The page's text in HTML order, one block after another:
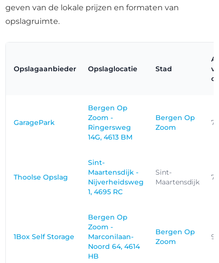
geven van de lokale prijzen en formaten van
opslagruimte.
Opslagaanbieder Opslaglocatie Stad
GaragePark
Bergen Op
Zoom -
Ringersweg
14G, 4613 BM
Bergen Op
Zoom
Thoolse Opslag
Sint-
Maartensdijk -
Nijverheidsweg
1, 4695 RC
Sint-
Maartensdijk
1Box Self Storage
Bergen Op
Zoom -
Marconilaan-
Noord 64, 4614
HB
Bergen Op
Zoom